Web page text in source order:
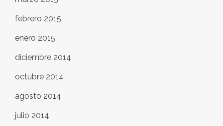
febrero 2015
enero 2015
diciembre 2014
octubre 2014
agosto 2014
julio 2014